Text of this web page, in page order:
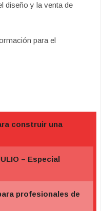
diseño y la venta de
para el